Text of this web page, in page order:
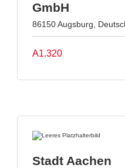
GmbH
86150 Augsburg,
A1.320
Stadt Aachen